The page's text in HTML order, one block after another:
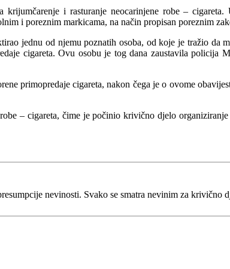
i rasturanje neocarinjene robe –
i poreznim markicama, na način propisan poreznim
jednu od njemu poznatih osoba, od koje je tražio da
cigareta. Ovu osobu je tog dana zaustavila
primopredaje cigareta, nakon čega je o ovome
– cigareta, čime je počinio krivično djelo
nevinosti. Svako se smatra nevinim za krivično